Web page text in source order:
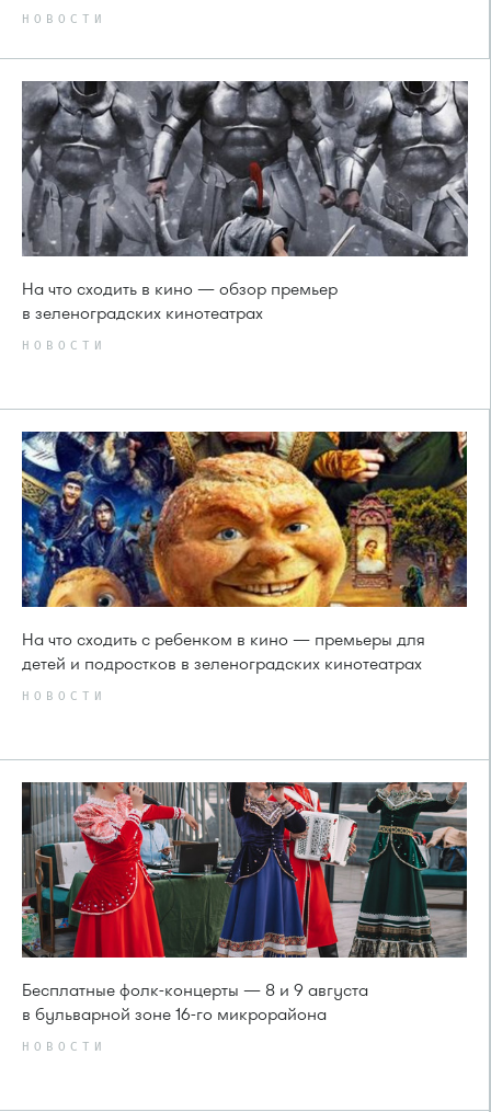
НОВОСТИ
На что сходить в кино — обзор премьер
в зеленоградских кинотеатрах
НОВОСТИ
На что сходить с ребенком в кино — премьеры для
детей и подростков в зеленоградских кинотеатрах
НОВОСТИ
Бесплатные фолк-концерты — 8 и 9 августа
в бульварной зоне 16-го микрорайона
НОВОСТИ